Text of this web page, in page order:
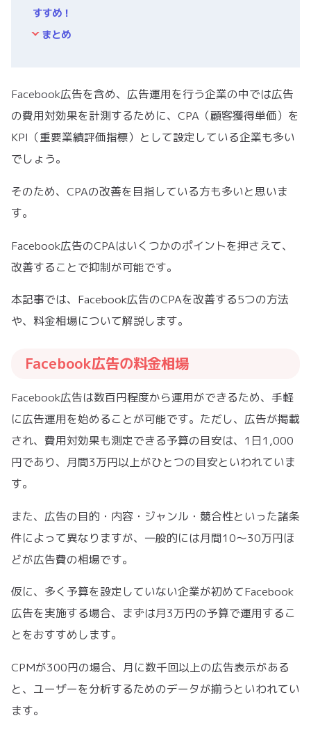
すすめ！
まとめ
Facebook広告を含め、広告運用を行う企業の中では広告
の費用対効果を計測するために、CPA（顧客獲得単価）を
KPI（重要業績評価指標）として設定している企業も多い
でしょう。
そのため、CPAの改善を目指している方も多いと思いま
す。
Facebook広告のCPAはいくつかのポイントを押さえて、
改善することで抑制が可能です。
本記事では、Facebook広告のCPAを改善する5つの方法
や、料金相場について解説します。
Facebook広告の料金相場
Facebook広告は数百円程度から運用ができるため、手軽
に広告運用を始めることが可能です。ただし、広告が掲載
され、費用対効果も測定できる予算の目安は、1日1,000
円であり、月間3万円以上がひとつの目安といわれていま
す。
また、広告の目的・内容・ジャンル・競合性といった諸条
件によって異なりますが、一般的には月間10〜30万円ほ
どが広告費の相場です。
仮に、多く予算を設定していない企業が初めてFacebook
広告を実施する場合、まずは月3万円の予算で運用するこ
とをおすすめします。
CPMが300円の場合、月に数千回以上の広告表示がある
と、ユーザーを分析するためのデータが揃うといわれてい
ます。